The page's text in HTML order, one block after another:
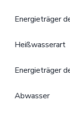
Energieträger
Heißwasserart
Energieträger
Abwasser